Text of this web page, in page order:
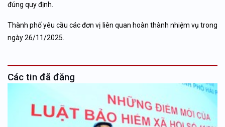
đúng quy định.
Thành phố yêu cầu các đơn vị liên quan hoàn thành nhiệm vụ trong
ngày 26/11/2025.
Các tin đã đăng